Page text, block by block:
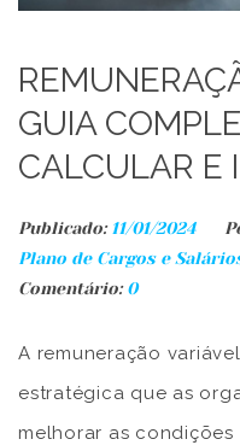
GUIA
CALCULAR E
Publicado: 11/01/2024
Plano de Cargos e
Comentário:0
A remuneração
estratégica que as
melhorar as